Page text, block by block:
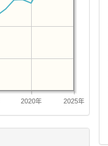
2020年 2025年